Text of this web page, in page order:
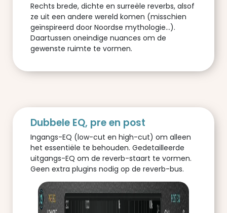
Rechts brede, dichte en surreële reverbs, alsof
ze uit een andere wereld komen (misschien
geïnspireerd door Noordse mythologie...).
Daartussen oneindige nuances om de
gewenste ruimte te vormen.
Dubbele EQ, pre en post
Ingangs-EQ (low-cut en high-cut) om alleen
het essentiële te behouden. Gedetailleerde
uitgangs-EQ om de reverb-staart te vormen.
Geen extra plugins nodig op de reverb-bus.